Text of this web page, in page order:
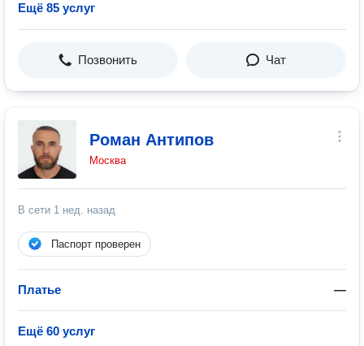
Ещё 85 услуг
Позвонить Чат
Роман Антипов
Москва
В сети 1 нед. назад
Паспорт проверен
Платье —
Ещё 60 услуг